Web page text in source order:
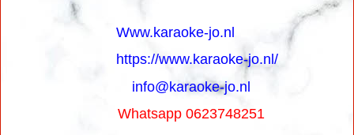
Www.karaoke-jo.nl
https://www.karaoke-jo.nl/
info@karaoke-jo.nl
Whatsapp 0623748251